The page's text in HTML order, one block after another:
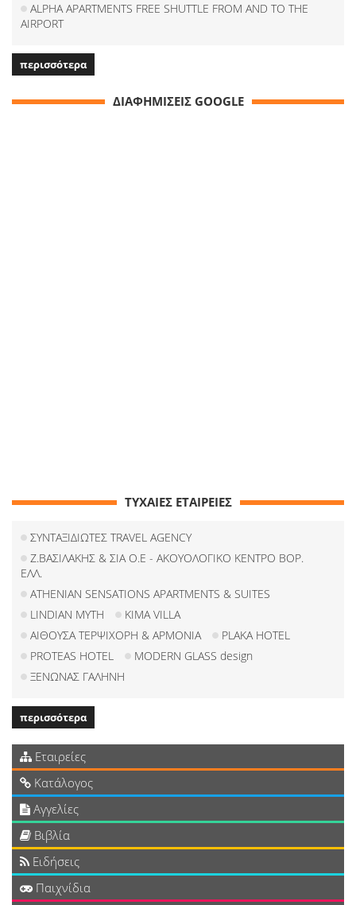
ALPHA APARTMENTS FREE SHUTTLE FROM AND TO THE
AIRPORT
περισσότερα
ΔΙΑΦΗΜΙΣΕΙΣ GOOGLE
ΤΥΧΑΙΕΣ ΕΤΑΙΡΕΙΕΣ
ΣΥΝΤΑΞΙΔΙΩΤΕΣ TRAVEL AGENCY
Ζ.ΒΑΣΙΛΑΚΗΣ & ΣΙΑ Ο.Ε - ΑΚΟΥΟΛΟΓΙΚΟ ΚΕΝΤΡΟ ΒΟΡ.
ΕΛΛ.
ATHENIAN SENSATIONS APARTMENTS & SUITES
LINDIAN MYTH
KIMA VILLA
ΑΙΘΟΥΣΑ ΤΕΡΨΙΧΟΡΗ & ΑΡΜΟΝΙΑ
PLAKA HOTEL
PROTEAS HOTEL
MODERN GLASS design
ΞΕΝΩΝΑΣ ΓΑΛΗΝΗ
περισσότερα
Εταιρείες
Κατάλογος
Αγγελίες
Βιβλία
Ειδήσεις
Παιχνίδια